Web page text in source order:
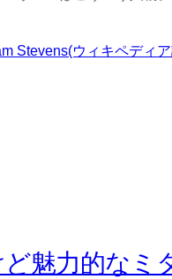
Stevens(ウィキペディ
魅力的なミ